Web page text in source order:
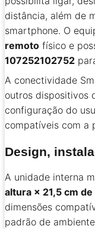
distância, além de
smartphone. O
remoto físico e
107252102752
A conectividade
outros dispositivos
configuração do
compatíveis com a
Design,
A unidade interna
altura × 21,5 cm
dimensões
padrão de